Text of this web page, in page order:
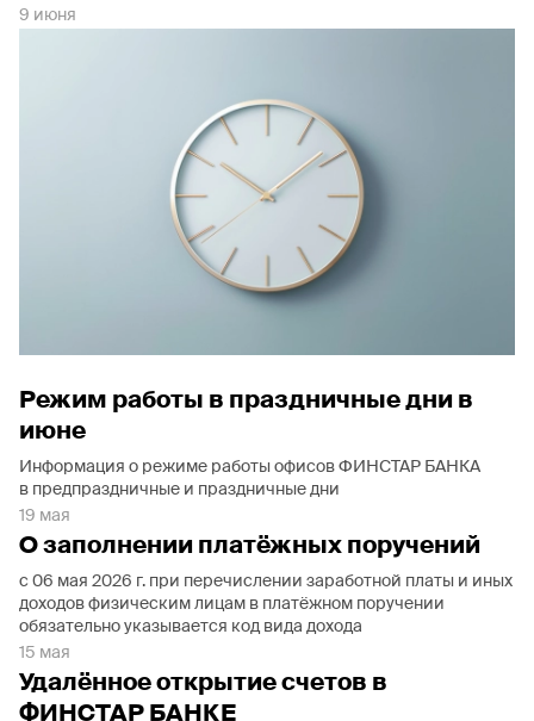
9 июня
Режим работы в праздничные дни в
июне
Информация о режиме работы офисов ФИНСТАР БАНКА
в предпраздничные и праздничные дни
19 мая
О заполнении платёжных поручений
с 06 мая 2026 г. при перечислении заработной платы и иных
доходов физическим лицам в платёжном поручении
обязательно указывается код вида дохода
15 мая
Удалённое открытие счетов в
ФИНСТАР БАНКЕ